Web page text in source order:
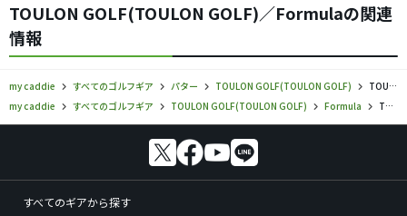
TOULON GOLF(TOULON GOLF)／Formulaの関連
情報
my caddie すべてのゴルフギア パター TOULON GOLF(TOULON GOLF)
TOULON GOLF／Formula／パターの口コミ評価
my caddie
すべてのゴルフギア TOULON GOLF(TOULON GOLF) Formula TOULON GOLF／Formula／パターの口コミ評価
すべてのギアから探す